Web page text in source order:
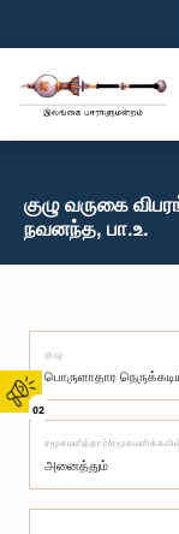
02
குழு வருகை
நவனந்த, பா.உ.
குழு
சமூகமளித்தார்/